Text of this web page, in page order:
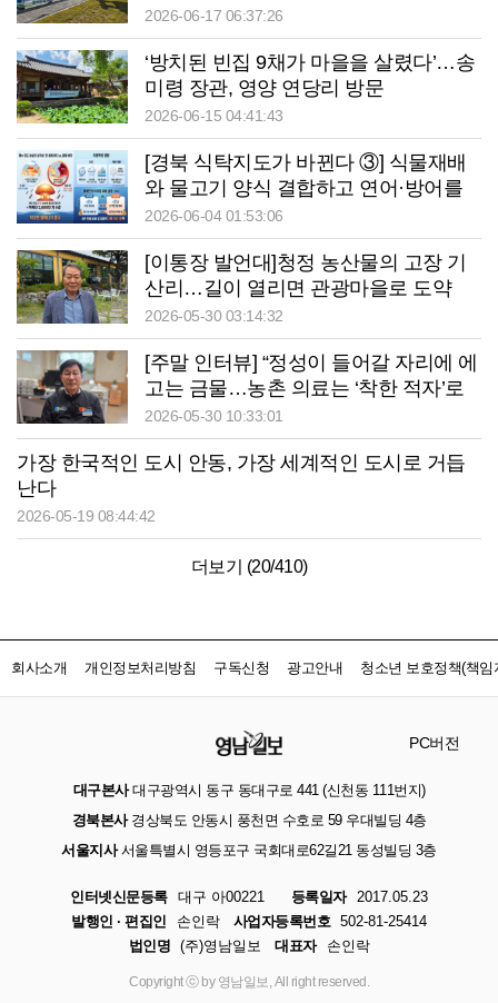
2026-06-17 06:37:26
‘방치된 빈집 9채가 마을을 살렸다’…송
미령 장관, 영양 연당리 방문
2026-06-15 04:41:43
[경북 식탁지도가 바뀐다 ③] 식물재배
와 물고기 양식 결합하고 연어·방어를
육상서 키운다
2026-06-04 01:53:06
[이통장 발언대]청정 농산물의 고장 기
산리…길이 열리면 관광마을로 도약
2026-05-30 03:14:32
[주말 인터뷰] “정성이 들어갈 자리에 에
고는 금물…농촌 의료는 ‘착한 적자’로
지켜야 합니다”
2026-05-30 10:33:01
가장 한국적인 도시 안동, 가장 세계적인 도시로 거듭
난다
2026-05-19 08:44:42
더보기 (20/410)
회사소개 개인정보처리방침 구독신청 광고안내 청소년 보호정책(책임
PC버전
대구본사대구광역시 동구 동대구로 441 (신천동 111번지)
경북본사경상북도 안동시 풍천면 수호로 59 우대빌딩 4층
서울지사서울특별시 영등포구 국회대로62길21 동성빌딩 3층
인터넷신문등록 대구 아00221 등록일자
2017.05.23
발행인 · 편집인
손인락 사업자등록번호 502-81-25414
법인명 (주)영남일보 대표자 손인락
Copyright ⓒ by 영남일보, All right reserved.